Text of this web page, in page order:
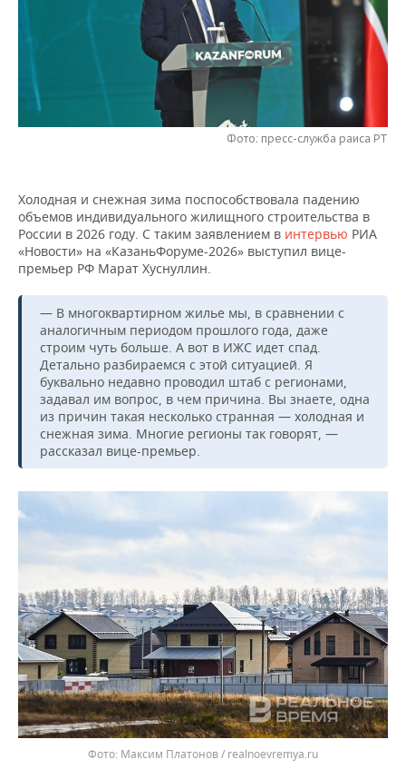
ОПК
ЭНЕРГЕТИКА
РОЗНИЧНАЯ ТОРГОВЛЯ
УСЛУГИ
НОВОСТИ ТЕХНОЛОГИЙ
МЕДИА
МЕРОПРИЯТИЯ
НОВОСТИ МЕРОПРИЯТИЙ
ВЫЕЗДНАЯ РЕДАКЦИЯ
ONLINE-КОНФЕРЕНЦИИ
ОТКРЫТАЯ ЛЕКЦИЯ
НОВОСТИ СПОРТА
ХОККЕЙ
БАСКЕТБОЛ
КИБЕРСПОРТ
ФИГУРНОЕ КАТАНИЕ
ВОДНЫЕ ВИДЫ СПОРТА
ХОККЕЙ С МЯЧОМ
ВЛАСТЬ
ИНФРАСТРУКТУРА
КУЛЬТУРА
МЕДИЦИНА
ОБРАЗОВАНИЕ
ПРОИСШЕСТВИЯ
СЮЖЕТЫ
СПРАВОЧНИК
СПИСОК КОМПАНИЙ
Фото: пресс-служба раиса РТ
Холодная и снежная зима поспособствовала падению
объемов индивидуального жилищного строительства в
России в 2026 году. С таким заявлением в интервью РИА
«Новости» на «КазаньФоруме-2026» выступил вице-
премьер РФ Марат Хуснуллин.
— В многоквартирном жилье мы, в сравнении с
аналогичным периодом прошлого года, даже
строим чуть больше. А вот в ИЖС идет спад.
Детально разбираемся с этой ситуацией. Я
буквально недавно проводил штаб с регионами,
задавал им вопрос, в чем причина. Вы знаете, одна
из причин такая несколько странная — холодная и
снежная зима. Многие регионы так говорят, —
рассказал вице-премьер.
Максим Платонов / realnoevremya.ru